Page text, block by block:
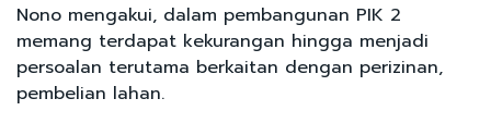
Nono mengakui, dalam pembangunan PIK 2
memang terdapat kekurangan hingga menjadi
persoalan terutama berkaitan dengan perizinan,
pembelian lahan.